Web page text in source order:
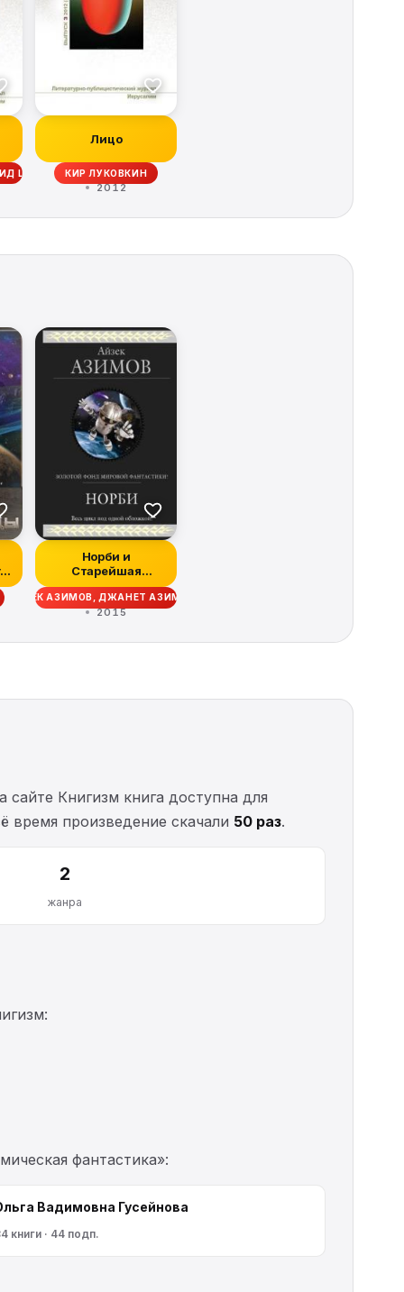
ЮРИЙ ЛЕБЕДЕВ, ОЛЕСЯ ЧЕРТОВА, ЖУРНАЛ «МЛЕЧНЫЙ
Лицо
КИР ЛУКОВКИН
2012
Норби и
Старейшая
Драконица
АЙЗЕК АЗИМОВ, ДЖАНЕТ АЗИМОВА
2015
сайте Книгизм книга доступна для
время произведение скачали 50 раз.
2
жанра
фантастика»:
Вадимовна Гусейнова
книги · 44 подп.